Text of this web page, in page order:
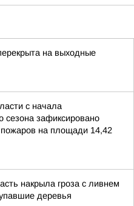
на выходные
с начала
сезона зафиксировано
на площади 14,42
накрыла гроза с ливнем
деревья